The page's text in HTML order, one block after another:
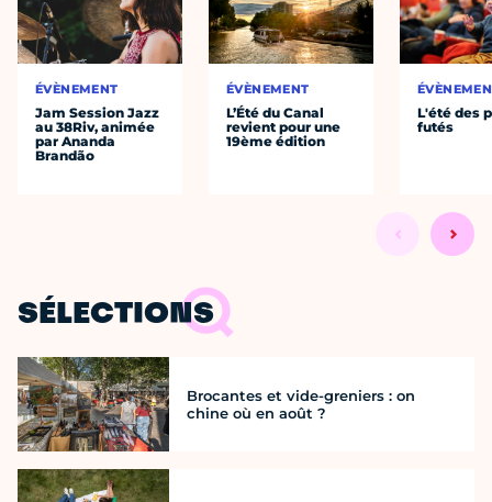
ÉVÈNEMENT
Jam Session Jazz
au 38Riv, animée
par Ananda
Brandão
ÉVÈNEMENT
L’Été du Canal
revient pour une
19ème édition
L'été des
futés
SÉLECTIONS
Brocantes et vide-greniers : on
chine où en août ?